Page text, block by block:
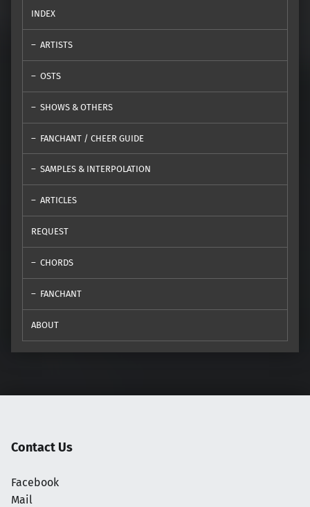
INDEX
ARTISTS
OSTS
SHOWS & OTHERS
FANCHANT / CHEER GUIDE
SAMPLES & INTERPOLATION
ARTICLES
REQUEST
CHORDS
FANCHANT
ABOUT
Contact Us
Facebook
Mail